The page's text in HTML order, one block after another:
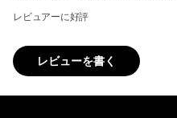
レビュアーに好評
レビューを書く